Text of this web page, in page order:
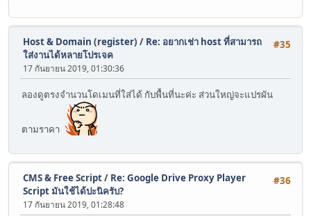
#35
Host & Domain (register) / Re: อยากเช่า host ที่สามารถ
ใส่งานได้หลายโปรเจค
17 กันยายน 2019, 01:30:36
ลองดูตรงจำนวนโดเมนที่ใส่ได้ กับพื้นที่นะค่ะ ส่วนใหญ่จะแปรผัน
ตามราคา
#36
CMS & Free Script/ Re: Google Drive Proxy Player
Script มันใช้ได้ปะนิครับ?
17 กันยายน 2019, 01:28:48